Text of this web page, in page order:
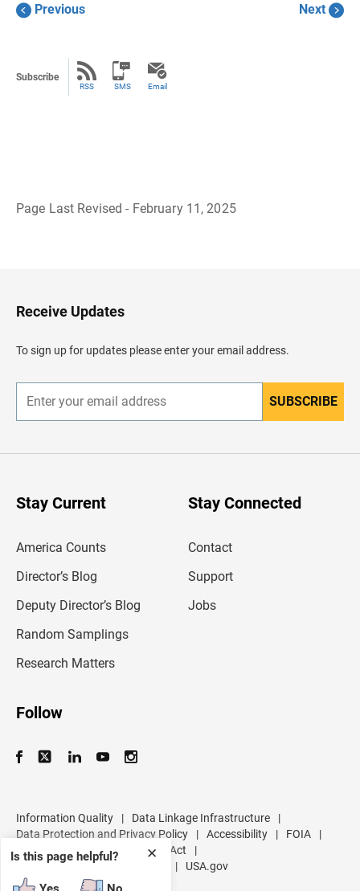
Previous Next
Subscribe
RSS SMS Email
Page Last Revised - February 11, 2025
✕
Is this page helpful?
a
r
e
c
e
d
Receive Updates
To sign up for updates please enter your email address.
n
r
SUBSCRIBE
Stay Current
America Counts
Director’s Blog
Deputy Director’s Blog
Random Samplings
Research Matters
Stay Connected
Contact
Support
Jobs
Follow
Information Quality | Data Linkage Infrastructure
|
Data Protection and Privacy Policy
| Accessibility | FOIA
|
Inspector General
| No FEAR Act
|
U.S. Department of Commerce
| USA.gov